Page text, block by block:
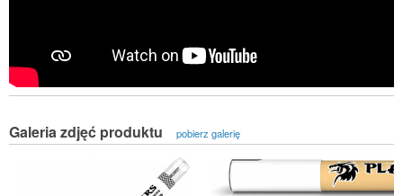
Galeria zdjęć produktu pobierz galerię